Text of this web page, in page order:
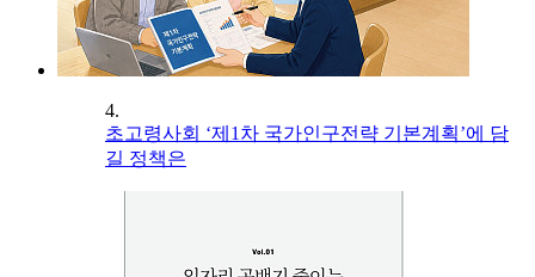
4.
초고령사회 ‘제1차 국가인구전략 기본계획’에 담
길 정책은